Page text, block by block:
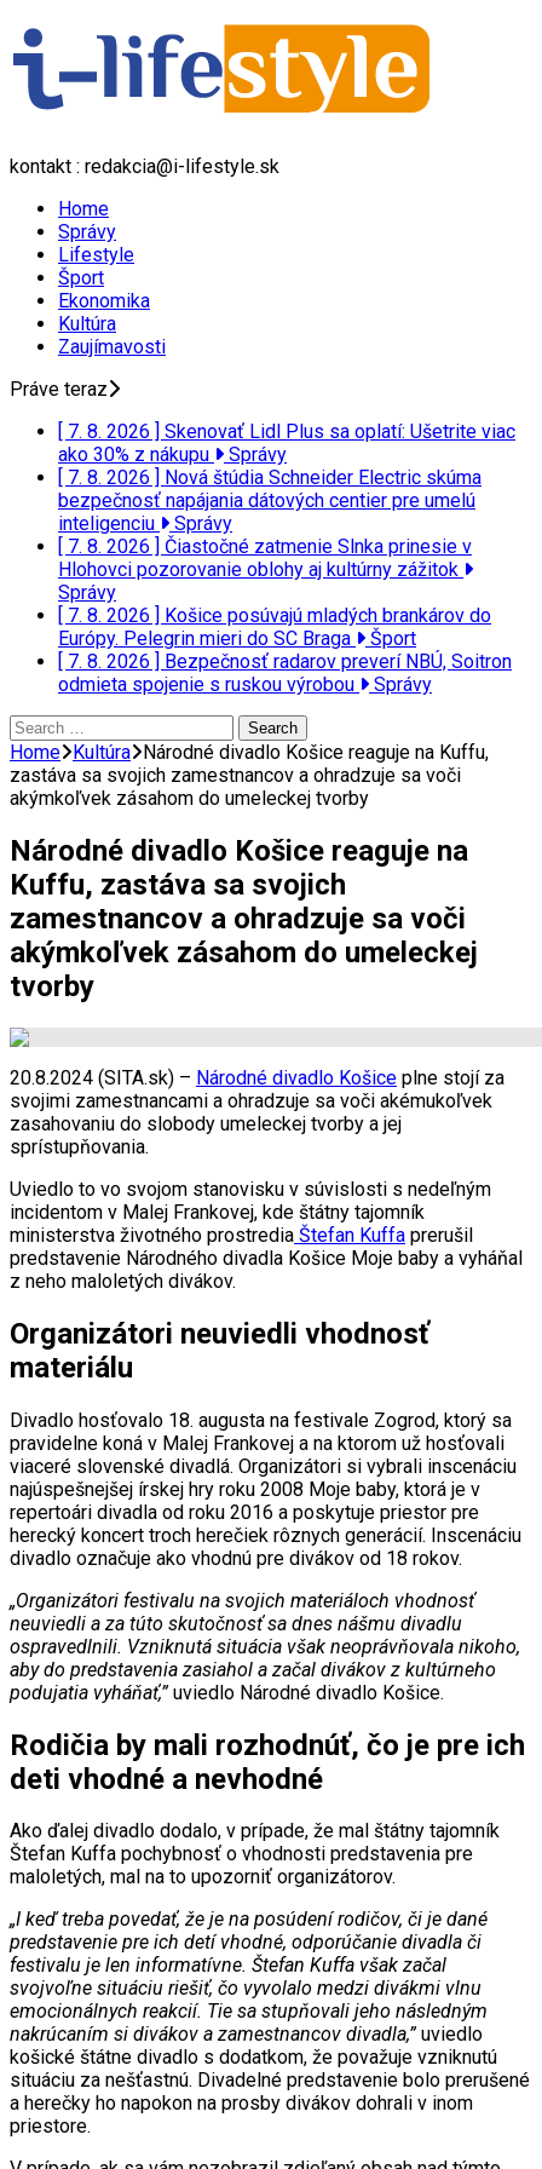
kontakt : redakcia@i-lifestyle.sk
Home
Správy
Lifestyle
Šport
Ekonomika
Kultúra
Zaujímavosti
Práve teraz
[ 7. 8. 2026 ] Skenovať Lidl Plus sa oplatí: Ušetrite viac
ako 30% z nákupu
Správy
[ 7. 8. 2026 ] Nová štúdia Schneider Electric skúma
bezpečnosť napájania dátových centier pre umelú
inteligenciu
Správy
[ 7. 8. 2026 ] Čiastočné zatmenie Slnka prinesie v
Hlohovci pozorovanie oblohy aj kultúrny zážitok
Správy
[ 7. 8. 2026 ] Košice posúvajú mladých brankárov do
Európy. Pelegrin mieri do SC Braga
Šport
[ 7. 8. 2026 ] Bezpečnosť radarov preverí NBÚ, Soitron
odmieta spojenie s ruskou výrobou
Správy
Search
for:
Home Kultúra Národné divadlo Košice reaguje na Kuffu,
zastáva sa svojich zamestnancov a ohradzuje sa voči
akýmkoľvek zásahom do umeleckej tvorby
Národné divadlo Košice reaguje na
Kuffu, zastáva sa svojich
zamestnancov a ohradzuje sa voči
akýmkoľvek zásahom do umeleckej
tvorby
20.8.2024 (SITA.sk) – Národné divadlo Košice plne stojí za
svojimi zamestnancami a ohradzuje sa voči akémukoľvek
zasahovaniu do slobody umeleckej tvorby a jej
sprístupňovania.
Uviedlo to vo svojom stanovisku v súvislosti s nedeľným
incidentom v Malej Frankovej, kde štátny tajomník
ministerstva životného prostredia Štefan Kuffa prerušil
predstavenie Národného divadla Košice Moje baby a vyháňal
z neho maloletých divákov.
Organizátori neuviedli vhodnosť
materiálu
Divadlo hosťovalo 18. augusta na festivale Zogrod, ktorý sa
pravidelne koná v Malej Frankovej a na ktorom už hosťovali
viaceré slovenské divadlá. Organizátori si vybrali inscenáciu
najúspešnejšej írskej hry roku 2008 Moje baby, ktorá je v
repertoári divadla od roku 2016 a poskytuje priestor pre
herecký koncert troch herečiek rôznych generácií. Inscenáciu
divadlo označuje ako vhodnú pre divákov od 18 rokov.
„Organizátori festivalu na svojich materiáloch vhodnosť
neuviedli a za túto skutočnosť sa dnes nášmu divadlu
ospravedlnili. Vzniknutá situácia však neoprávňovala nikoho,
aby do predstavenia zasiahol a začal divákov z kultúrneho
podujatia vyháňať,”uviedlo Národné divadlo Košice.
Rodičia by mali rozhodnúť, čo je pre ich
deti vhodné a nevhodné
Ako ďalej divadlo dodalo, v prípade, že mal štátny tajomník
Štefan Kuffa pochybnosť o vhodnosti predstavenia pre
maloletých, mal na to upozorniť organizátorov.
„I keď treba povedať, že je na posúdení rodičov, či je dané
predstavenie pre ich detí vhodné, odporúčanie divadla či
festivalu je len informatívne. Štefan Kuffa však začal
svojvoľne situáciu riešiť, čo vyvolalo medzi divákmi vlnu
emocionálnych reakcií. Tie sa stupňovali jeho následným
nakrúcaním si divákov a zamestnancov divadla,”uviedlo
košické štátne divadlo s dodatkom, že považuje vzniknutú
situáciu za nešťastnú. Divadelné predstavenie bolo prerušené
a herečky ho napokon na prosby divákov dohrali v inom
priestore.